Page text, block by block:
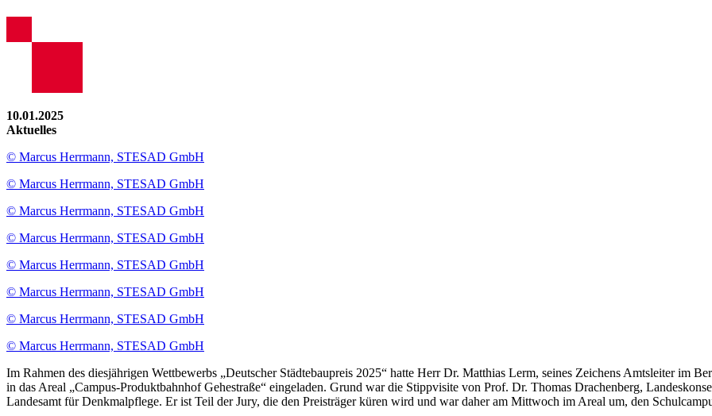
10.01.2025
Aktuelles
© Marcus Herrmann, STESAD GmbH
© Marcus Herrmann, STESAD GmbH
© Marcus Herrmann, STESAD GmbH
© Marcus Herrmann, STESAD GmbH
© Marcus Herrmann, STESAD GmbH
© Marcus Herrmann, STESAD GmbH
© Marcus Herrmann, STESAD GmbH
© Marcus Herrmann, STESAD GmbH
Im Rahmen des diesjährigen Wettbewerbs „Deutscher Städtebaupreis 2025“ hatte Herr Dr. Matthias Lerm, seines Zeichens Amtsleiter im
in das Areal „Campus-Produktbahnhof Gehestraße“ eingeladen. Grund war die Stippvisite von Prof. Dr. Thomas Drachenberg,
Landesamt für Denkmalpflege. Er ist Teil der Jury, die den Preisträger küren wird und war daher am Mittwoch im Areal um, den